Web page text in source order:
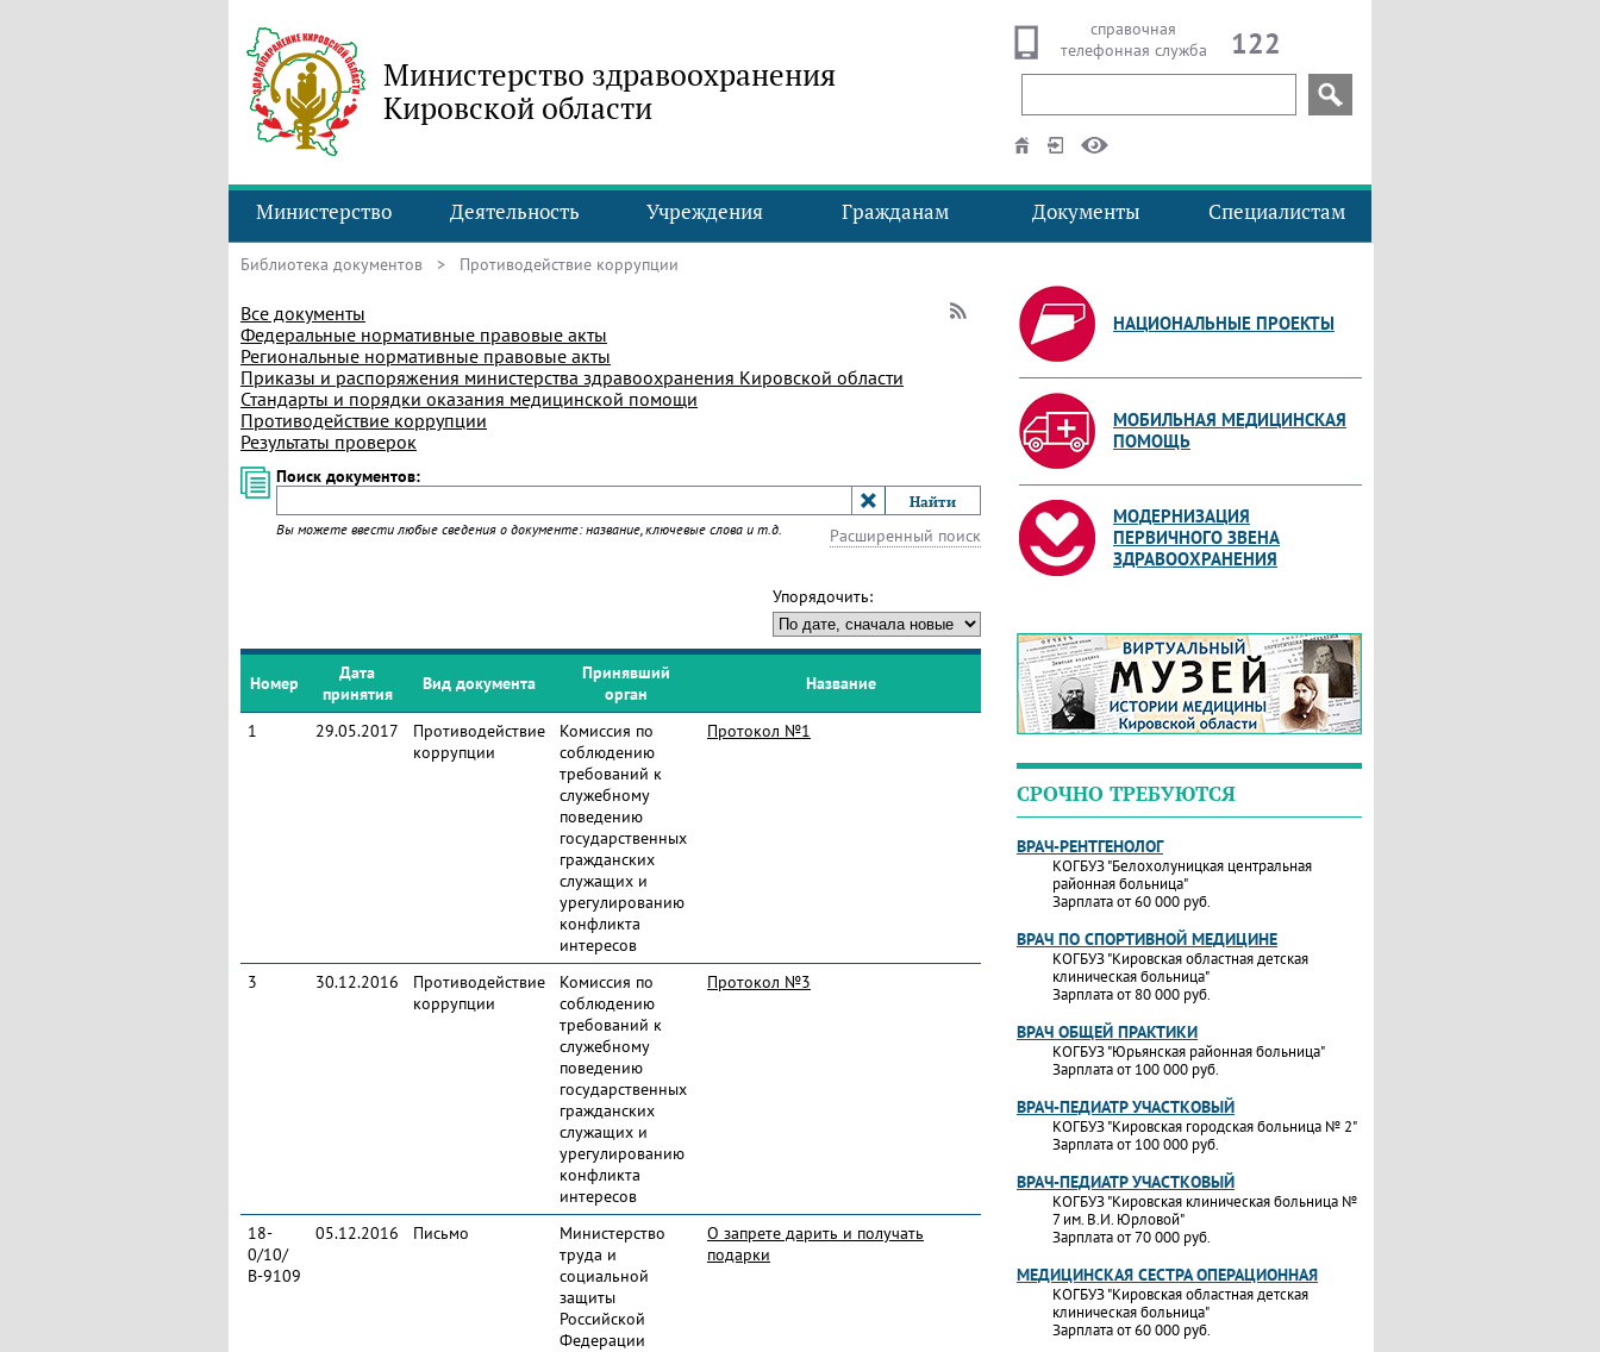
Министерство здравоохранения
Кировской области
справочная
телефонная служба
122
Министерство Деятельность Учреждения Гражданам Документы Специалистам
Библиотека документов > Противодействие коррупции
Все документы
Федеральные нормативные правовые акты
Региональные нормативные правовые акты
Приказы и распоряжения министерства здравоохранения Кировской области
Стандарты и порядки оказания медицинской помощи
Противодействие коррупции
Результаты проверок
Поиск документов:
Вы можете ввести любые сведения о документе: название, ключевые слова и т.д. Расширенный поиск
Упорядочить:
Номер
Дата
принятия
Вид документа
Принявший
орган
Название
1 29.05.2017
Противодействие
коррупции
Комиссия по
соблюдению
требований к
служебному
поведению
государственных
гражданских
служащих и
урегулированию
конфликта
интересов
Протокол №1
3 30.12.2016
Противодействие
коррупции
Комиссия по
соблюдению
требований к
служебному
поведению
государственных
гражданских
служащих и
урегулированию
конфликта
интересов
Протокол №3
18-
0/10/
В-9109
05.12.2016 Письмо
Министерство
труда и
социальной
защиты
Российской
Федерации
О запрете дарить и получать
подарки
НАЦИОНАЛЬНЫЕ ПРОЕКТЫ
МОБИЛЬНАЯ МЕДИЦИНСКАЯ
ПОМОЩЬ
МОДЕРНИЗАЦИЯ
ПЕРВИЧНОГО ЗВЕНА
ЗДРАВООХРАНЕНИЯ
СРОЧНО ТРЕБУЮТСЯ
ВРАЧ-РЕНТГЕНОЛОГ
КОГБУЗ "Белохолуницкая центральная
районная больница"
Зарплата от 60 000 руб.
ВРАЧ ПО СПОРТИВНОЙ МЕДИЦИНЕ
КОГБУЗ "Кировская областная детская
клиническая больница"
Зарплата от 80 000 руб.
ВРАЧ ОБЩЕЙ ПРАКТИКИ
КОГБУЗ "Юрьянская районная больница"
Зарплата от 100 000 руб.
ВРАЧ-ПЕДИАТР УЧАСТКОВЫЙ
КОГБУЗ "Кировская городская больница № 2"
Зарплата от 100 000 руб.
ВРАЧ-ПЕДИАТР УЧАСТКОВЫЙ
КОГБУЗ "Кировская клиническая больница №
7 им. В.И. Юрловой"
Зарплата от 70 000 руб.
МЕДИЦИНСКАЯ СЕСТРА ОПЕРАЦИОННАЯ
КОГБУЗ "Кировская областная детская
клиническая больница"
Зарплата от 60 000 руб.